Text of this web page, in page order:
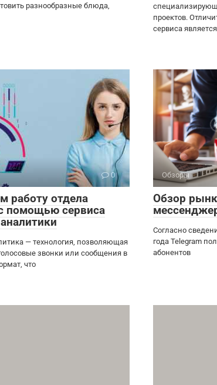
разнообразные блюда,
проектов.
сервиса
0
работу отдела
помощью сервиса
— технология, позволяющая
звонки или сообщения в
что
Обзоры
Обзор
Согласно
года Telegram
абонентов